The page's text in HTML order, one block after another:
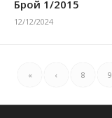
Брой 1/2015
12/12/2024
« ‹ 8 9